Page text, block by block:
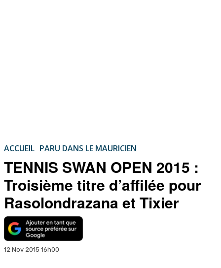
ACCUEIL PARU DANS LE MAURICIEN
TENNIS SWAN OPEN 2015 :
Troisième titre d’affilée pour
Rasolondrazana et Tixier
12 Nov 2015 16h00